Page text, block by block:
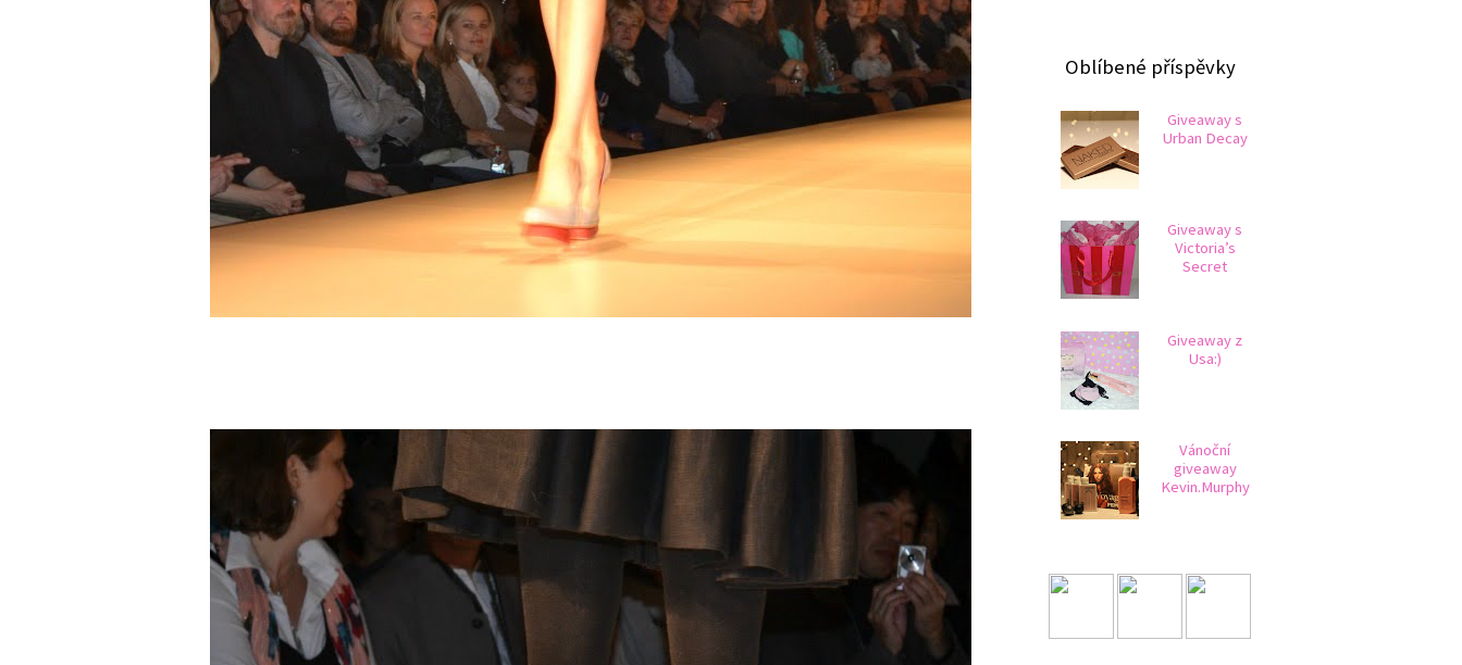
Oblíbené příspěvky
Giveaway s
Urban Decay
Giveaway s
Victoria’s
Secret
Giveaway z
Usa:)
Vánoční
giveaway
Kevin.Murphy